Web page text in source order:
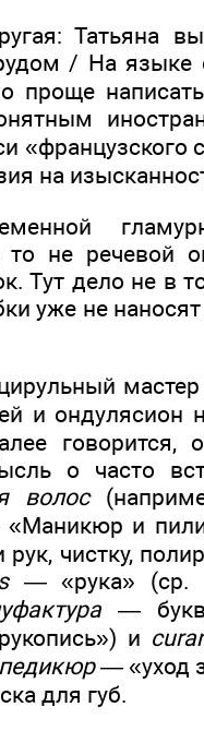
Татьяна
/ На
проще
на
то не речевой
Тут дело не в
уже не
и
о часто
волос
и
чистку,
— «рука» (ср.
—
и
педикюр —«уход
для губ.